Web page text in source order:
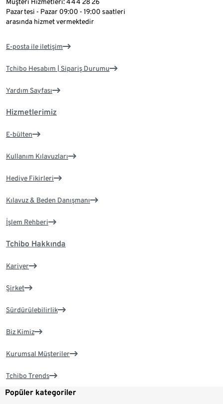
Müşteri Hizmetleri: 444 28 26
Pazartesi - Pazar 09:00 - 19:00 saatleri
arasında hizmet vermektedir
E-posta ile iletişim
Tchibo Hesabım | Sipariş Durumu
Yardım Sayfası
Hizmetlerimiz
E-bülten
Kullanım Kılavuzları
Hediye Fikirleri
Kılavuz & Beden Danışmanı
İşlem Rehberi
Tchibo Hakkında
Kariyer
Şirket
Sürdürülebilirlik
Biz Kimiz
Kurumsal Müşteriler
Tchibo Trends
Popüler kategoriler